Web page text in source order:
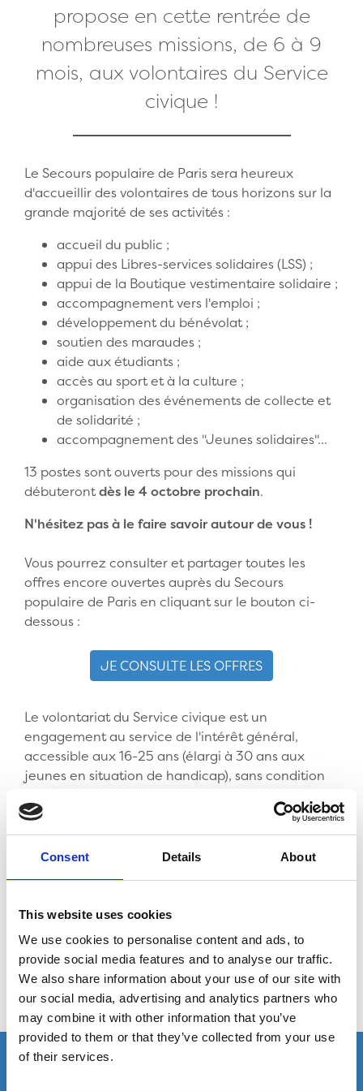
Consent Details About
This website uses cookies
We use cookies to personalise content and ads, to
provide social media features and to analyse our traffic.
We also share information about your use of our site with
our social media, advertising and analytics partners who
may combine it with other information that you’ve
provided to them or that they’ve collected from your use
of their services.
propose en cette rentrée de
nombreuses missions, de 6 à 9
mois, aux volontaires du Service
civique !
Le Secours populaire de Paris sera heureux
d'accueillir des volontaires de tous horizons sur la
grande majorité de ses activités :
accueil du public ;
appui des Libres-services solidaires (LSS) ;
appui de la Boutique vestimentaire solidaire ;
accompagnement vers l'emploi ;
développement du bénévolat ;
soutien des maraudes ;
aide aux étudiants ;
accès au sport et à la culture ;
organisation des événements de collecte et
de solidarité ;
accompagnement des "Jeunes solidaires"...
13 postes sont ouverts pour des missions qui
débuterontdès le 4 octobre prochain.
N'hésitez pas à le faire savoir autour de vous !
Vous pourrez consulter et partager toutes les
offres encore ouvertes auprès du Secours
populaire de Paris en cliquant sur le bouton ci-
dessous :
JE CONSULTE LES OFFRES
Le volontariat du Service civique est un
engagement au service de l'intérêt général,
accessible aux 16-25 ans (élargi à 30 ans aux
jeunes en situation de handicap), sans condition
C'est une missionindemnisée, qui permet aux
jeunes gens engagés de gagner en confiance, en
Si vous êtes intéressés vous-mêmes, ou si vous
avez dans votre entourage des jeunes filles ou
garçons susceptibles d'être intéressés et motivés,
toutes les candidatures seront à déposer
directement sur le site du Service civique.